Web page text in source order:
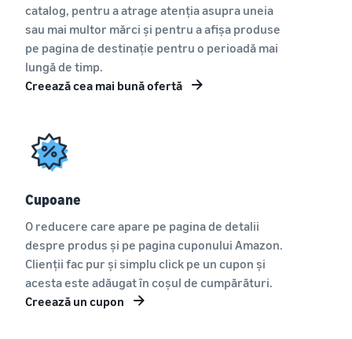
catalog, pentru a atrage atenția asupra uneia
sau mai multor mărci și pentru a afișa produse
pe pagina de destinație pentru o perioadă mai
lungă de timp.
Creează cea mai bună ofertă
Cupoane
O reducere care apare pe pagina de detalii
despre produs și pe pagina cuponului Amazon.
Clienții fac pur și simplu click pe un cupon și
acesta este adăugat în coșul de cumpărături.
Creează un cupon